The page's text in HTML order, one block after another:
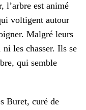
l’arbre est animé
voltigent autour
Malgré leurs
les chasser. Ils se
qui semble
Buret, curé de